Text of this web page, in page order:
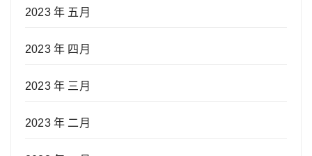
2023 年 五月
2023 年 四月
2023 年 三月
2023 年 二月